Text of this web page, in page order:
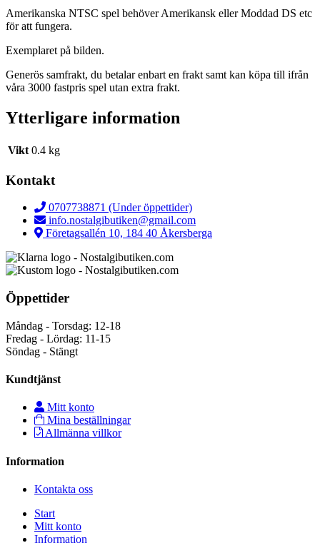
Amerikanska NTSC spel behöver Amerikansk eller Moddad DS etc
för att fungera.
Exemplaret på bilden.
Generös samfrakt, du betalar enbart en frakt samt kan köpa till ifrån
våra 3000 fastpris spel utan extra frakt.
Ytterligare information
Vikt 0.4 kg
Kontakt
0707738871 (Under öppettider)
info.nostalgibutiken@gmail.com
Företagsallén 10, 184 40 Åkersberga
Öppettider
Måndag - Torsdag: 12-18
Fredag - Lördag: 11-15
Söndag - Stängt
Kundtjänst
Mitt konto
Mina beställningar
Allmänna villkor
Information
Kontakta oss
Start
Mitt konto
Information